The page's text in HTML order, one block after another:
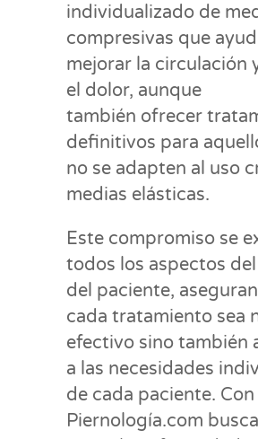
individualizado de
compresivas que
mejorar la circulación
el dolor​, aunque
también ofrecer
definitivos para
no se adapten al uso
medias elásticas.
Este compromiso se
todos los aspectos
del paciente,
cada tratamiento sea
efectivo sino también
a las necesidades
de cada paciente.
Piernología.com